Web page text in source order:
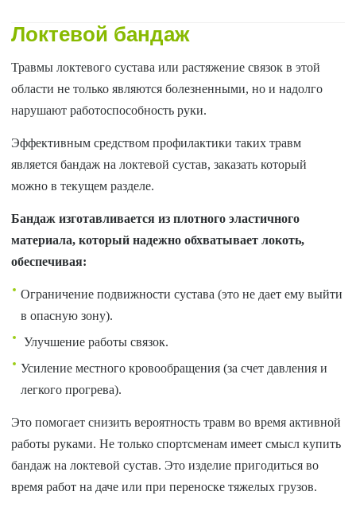
Локтевой бандаж
Травмы локтевого сустава или растяжение связок в этой
области не только являются болезненными, но и надолго
нарушают работоспособность руки.
Эффективным средством профилактики таких травм
является бандаж на локтевой сустав, заказать который
можно в текущем разделе.
Бандаж изготавливается из плотного эластичного
материала, который надежно обхватывает локоть,
обеспечивая:
Ограничение подвижности сустава (это не дает ему выйти
в опасную зону).
Улучшение работы связок.
Усиление местного кровообращения (за счет давления и
легкого прогрева).
Это помогает снизить вероятность травм во время активной
работы руками. Не только спортсменам имеет смысл купить
бандаж на локтевой сустав. Это изделие пригодиться во
время работ на даче или при переноске тяжелых грузов.